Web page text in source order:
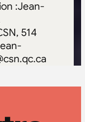
:Jean-
514